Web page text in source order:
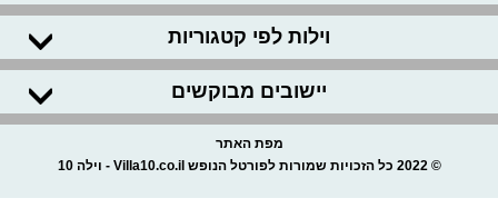
וילות לפי קטגוריות
יישובים מבוקשים
מפת האתר
© 2022 כל הזכויות שמורות לפורטל הנופש Villa10.co.il - וילה 10